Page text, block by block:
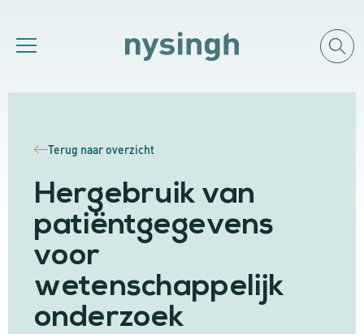
Terug naar overzicht
Hergebruik van
patiëntgegevens
voor
wetenschappelijk
onderzoek